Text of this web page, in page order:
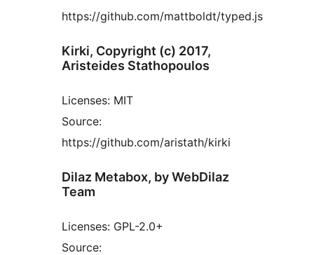
https://github.com/mattboldt/typed.js
Kirki, Copyright (c) 2017,
Aristeides Stathopoulos
Licenses: MIT
Source:
https://github.com/aristath/kirki
Dilaz Metabox, by WebDilaz
Team
Licenses: GPL-2.0+
Source: